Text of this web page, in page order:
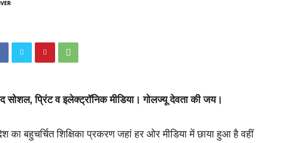
सोशल, प्रिंट व इलेक्ट्रॉनिक मीडिया। गोलज्यू देवता की जय।
का बहुचर्चित शिक्षिका प्रकरण जहां हर ओर मीडिया में छाया हुआ है वहीं